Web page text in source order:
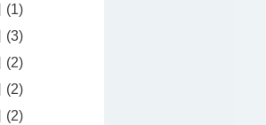
(1)
(3)
(2)
(2)
(2)